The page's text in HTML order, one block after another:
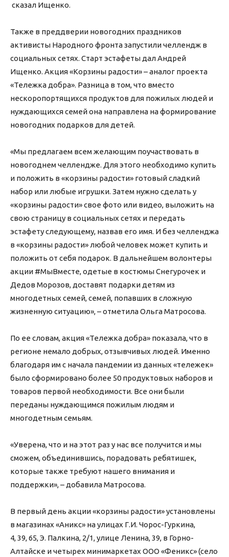
сказал Ищенко.
Также в преддверии новогодних праздников
активисты Народного фронта запустили челлендж в
социальных сетях. Старт эстафеты дал Андрей
Ищенко. Акция «Корзины радости» – аналог проекта
«Тележка добра». Разница в том, что вместо
нескоропортящихся продуктов для пожилых людей и
нуждающихся семей она направлена на формирование
новогодних подарков для детей.
«Мы предлагаем всем желающим поучаствовать в
новогоднем челлендже. Для этого необходимо купить
и положить в «корзины радости» готовый сладкий
набор или любые игрушки. Затем нужно сделать у
«корзины радости» свое фото или видео, выложить на
свою страницу в социальных сетях и передать
эстафету следующему, назвав его имя. И без челленджа
в «корзины радости» любой человек может купить и
положить от себя подарок. В дальнейшем волонтеры
акции #МыВместе, одетые в костюмы Снегурочек и
Дедов Морозов, доставят подарки детям из
многодетных семей, семей, попавших в сложную
жизненную ситуацию», – отметила Ольга Матросова.
По ее словам, акция «Тележка добра» показала, что в
регионе немало добрых, отзывчивых людей. Именно
благодаря им с начала пандемии из данных «тележек»
было сформировано более 50 продуктовых наборов и
товаров первой необходимости. Все они были
переданы нуждающимся пожилым людям и
многодетным семьям.
«Уверена, что и на этот раз у нас все получится и мы
сможем, объединившись, порадовать ребятишек,
которые также требуют нашего внимания и
поддержки», – добавила Матросова.
В первый день акции «корзины радости» установлены
в магазинах «Аникс» на улицах Г.И. Чорос-Гуркина,
4, 39, 65, Э. Палкина, 2/1, улице Ленина, 39, в Горно-
Алтайске и четырех минимаркетах ООО «Феникс» (село